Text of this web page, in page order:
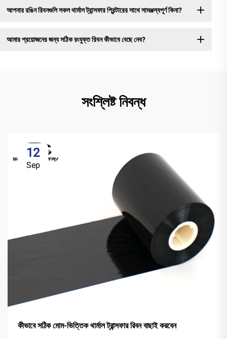
আপনার রঙিন রিবনগুলি সকল থার্মাল ট্রান্সফার প্রিন্টারের সাথে সামঞ্জস্যপূর্ণ কিনা?
আমার প্রয়োজনের জন্য সঠিক রংযুক্ত রিবন কীভাবে বেছে নেব?
সংশ্লিষ্ট নিবন্ধ
12
Sep
কীভাবে সঠিক মোম-ভিত্তিক থার্মাল ট্রান্সফার রিবন বাছাই করবেন